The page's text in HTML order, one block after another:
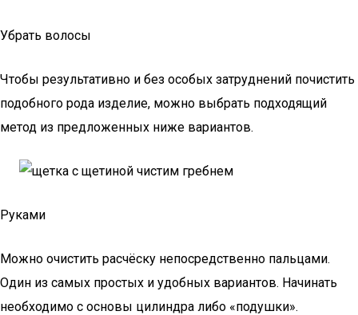
Убрать волосы
Чтобы результативно и без особых затруднений почистить
подобного рода изделие, можно выбрать подходящий
метод из предложенных ниже вариантов.
Руками
Можно очистить расчёску непосредственно пальцами.
Один из самых простых и удобных вариантов. Начинать
необходимо с основы цилиндра либо «подушки».